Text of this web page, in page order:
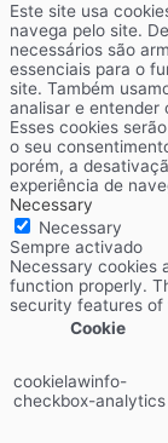
Este site usa
navega pelo site.
necessários são
essenciais para o
site. Também
analisar e entender
Esses cookies
o seu
porém, a
experiência de
Necessary
Necessary
Sempre activado
Necessary cookies
function properly.
security features of
Cookie
cookielawinfo-
checkbox-analytics